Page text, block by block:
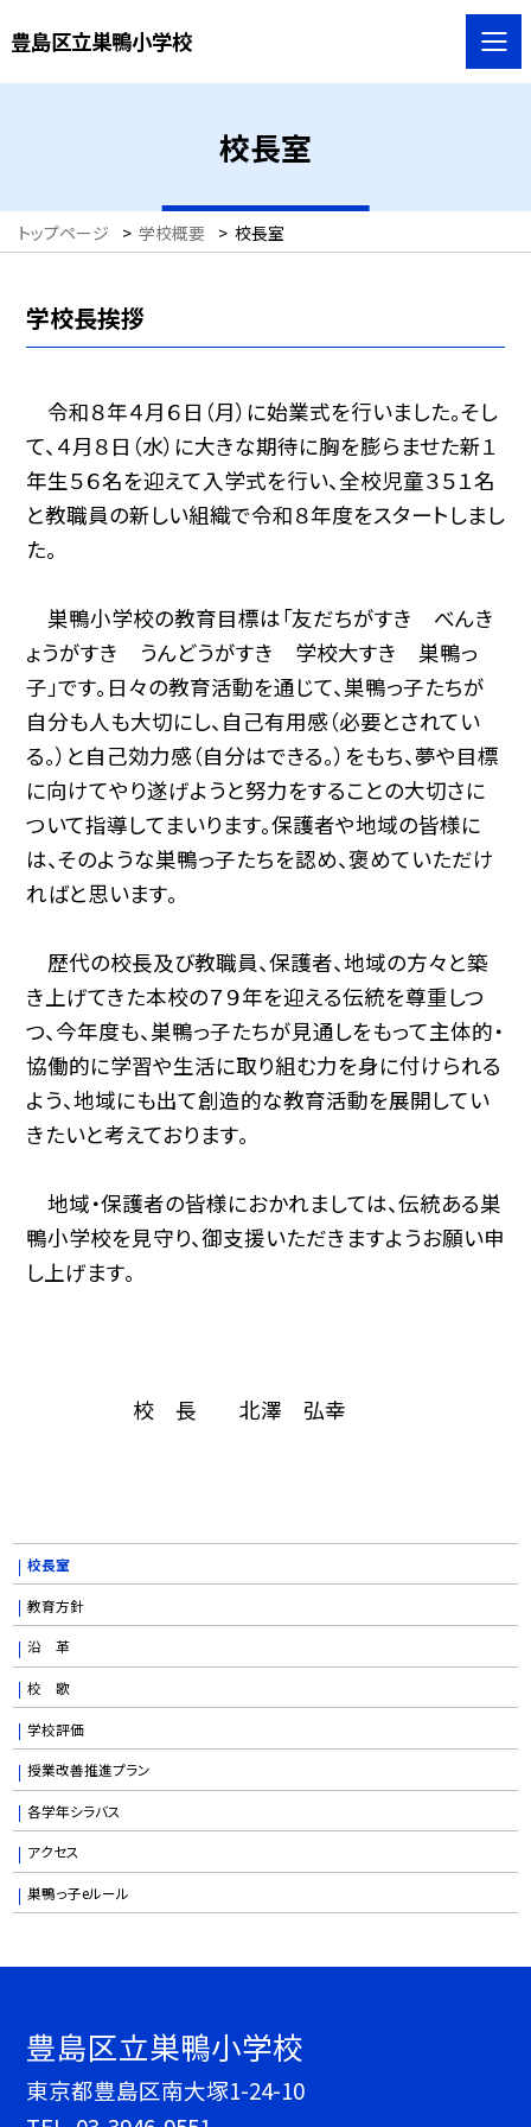
豊島区立巣鴨小学校
校長室
トップページ > 学校概要 > 校長室
学校長挨拶
令和８年４月６日（月）に始業式を行いました。そし
て、４月８日（水）に大きな期待に胸を膨らませた新１
年生５６名を迎えて入学式を行い、全校児童３５１名
と教職員の新しい組織で令和８年度をスタートしまし
た。
巣鴨小学校の教育目標は「友だちがすき べんき
ょうがすき うんどうがすき 学校大すき 巣鴨っ
子」です。日々の教育活動を通じて、巣鴨っ子たちが
自分も人も大切にし、自己有用感（必要とされてい
る。）と自己効力感（自分はできる。）をもち、夢や目標
に向けてやり遂げようと努力をすることの大切さに
ついて指導してまいります。保護者や地域の皆様に
は、そのような巣鴨っ子たちを認め、褒めていただけ
ればと思います。
歴代の校長及び教職員、保護者、地域の方々と築
き上げてきた本校の７９年を迎える伝統を尊重しつ
つ、今年度も、巣鴨っ子たちが見通しをもって主体的・
協働的に学習や生活に取り組む力を身に付けられる
よう、地域にも出て創造的な教育活動を展開してい
きたいと考えております。
地域・保護者の皆様におかれましては、伝統ある巣
鴨小学校を見守り、御支援いただきますようお願い申
し上げます。
校 長 北澤 弘幸
校長室
教育方針
沿 革
校 歌
学校評価
授業改善推進プラン
各学年シラバス
アクセス
巣鴨っ子eルール
豊島区立巣鴨小学校
東京都豊島区南大塚1-24-10